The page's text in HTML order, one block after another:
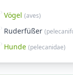
Vögel (aves)
Ruderfüßer (
Hunde (pelecanidae)